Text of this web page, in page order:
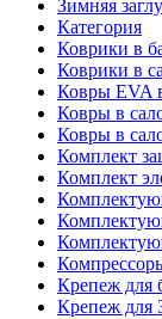
Зимняя
Категория
Коврики в
Коврики в
Ковры EVA
Ковры в
Ковры в
Комплект
Комплект
Крепеж для
Крепеж для